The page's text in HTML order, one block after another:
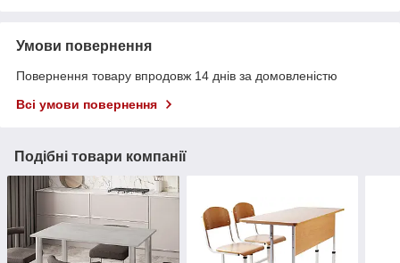
Умови повернення
Повернення товару впродовж 14 днів за домовленістю
Всі умови повернення
Подібні товари компанії